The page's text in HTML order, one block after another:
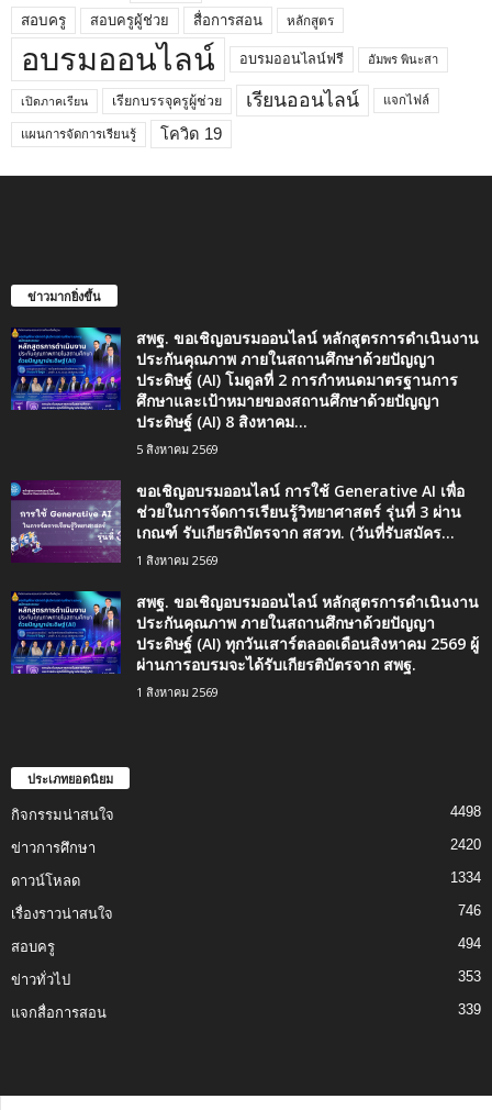
สอบครู สอบครูผู้ช่วย สื่อการสอน หลักสูตร
อบรมออนไลน์ อบรมออนไลน์ฟรี อัมพร พินะสา
เปิดภาคเรียน เรียกบรรจุครูผู้ช่วย เรียนออนไลน์ แจกไฟล์
แผนการจัดการเรียนรู้ โควิด 19
ข่าวมากยิ่งขึ้น
สพฐ. ขอเชิญอบรมออนไลน์ หลักสูตรการดำเนินงาน
ประกันคุณภาพ ภายในสถานศึกษาด้วยปัญญา
ประดิษฐ์ (AI) โมดูลที่ 2 การกำหนดมาตรฐานการ
ศึกษาและเป้าหมายของสถานศึกษาด้วยปัญญา
ประดิษฐ์ (AI) 8 สิงหาคม...
5 สิงหาคม 2569
ขอเชิญอบรมออนไลน์ การใช้ Generative AI เพื่อ
ช่วยในการจัดการเรียนรู้วิทยาศาสตร์ รุ่นที่ 3 ผ่าน
เกณฑ์ รับเกียรติบัตรจาก สสวท. (วันที่รับสมัคร...
1 สิงหาคม 2569
สพฐ. ขอเชิญอบรมออนไลน์ หลักสูตรการดำเนินงาน
ประกันคุณภาพ ภายในสถานศึกษาด้วยปัญญา
ประดิษฐ์ (AI) ทุกวันเสาร์ตลอดเดือนสิงหาคม 2569 ผู้
ผ่านการอบรมจะได้รับเกียรติบัตรจาก สพฐ.
1 สิงหาคม 2569
ประเภทยอดนิยม
กิจกรรมน่าสนใจ 4498
ข่าวการศึกษา 2420
ดาวน์โหลด 1334
เรื่องราวน่าสนใจ 746
สอบครู 494
ข่าวทั่วไป 353
แจกสื่อการสอน 339